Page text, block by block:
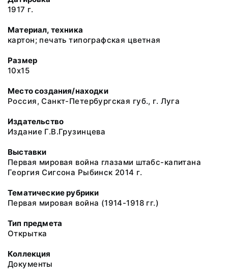
1917 г.
Материал, техника
картон; печать типографская цветная
Размер
10х15
Место создания/находки
Россия, Санкт-Петербургская губ., г. Луга
Издательство
Издание Г.В.Грузинцева
Выставки
Первая мировая война глазами штабс-капитана
Георгия Сигсона Рыбинск 2014 г.
Тематические рубрики
Первая мировая война (1914-1918 гг.)
Тип предмета
Открытка
Коллекция
Документы